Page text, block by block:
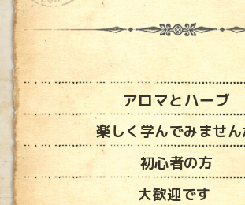
アロマとハーブ
楽しく学んでみませ
初心者の方
大歓迎です